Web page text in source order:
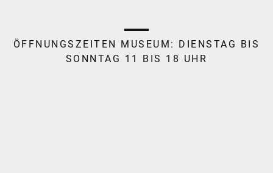
ÖFFNUNGSZEITEN MUSEUM: DIENSTAG BIS
SONNTAG 11 BIS 18 UHR